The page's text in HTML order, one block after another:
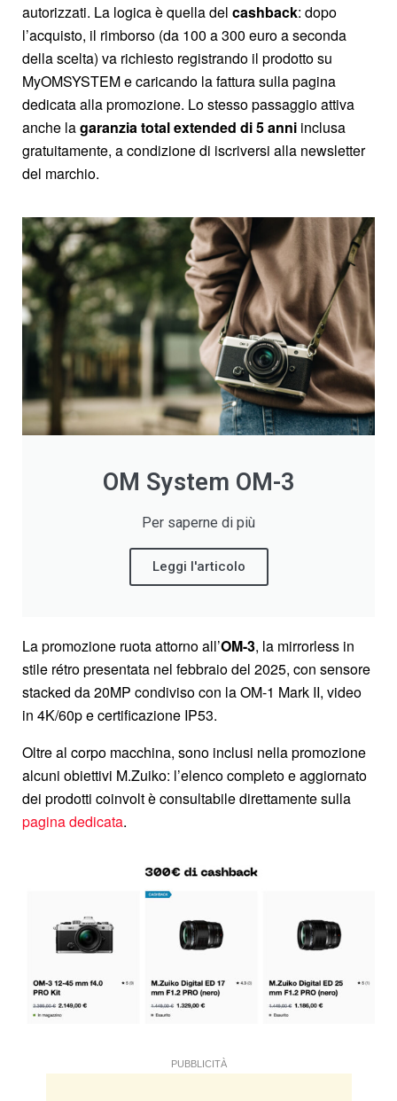
autorizzati. La logica è quella del cashback: dopo
l’acquisto, il rimborso (da 100 a 300 euro a seconda
della scelta) va richiesto registrando il prodotto su
MyOMSYSTEM e caricando la fattura sulla pagina
dedicata alla promozione. Lo stesso passaggio attiva
anche lagaranzia total extended di 5 anni inclusa
gratuitamente, a condizione di iscriversi alla newsletter
del marchio.
OM System OM-3
Per saperne di più
Leggi l'articolo
La promozione ruota attorno all’OM-3, la mirrorless in
stile rétro presentata nel febbraio del 2025, con sensore
stacked da 20MP condiviso con la OM-1 Mark II, video
in 4K/60p e certificazione IP53.
Oltre al corpo macchina, sono inclusi nella promozione
alcuni obiettivi M.Zuiko: l’elenco completo e aggiornato
dei prodotti coinvolt è consultabile direttamente sulla
pagina dedicata.
PUBBLICITÀ